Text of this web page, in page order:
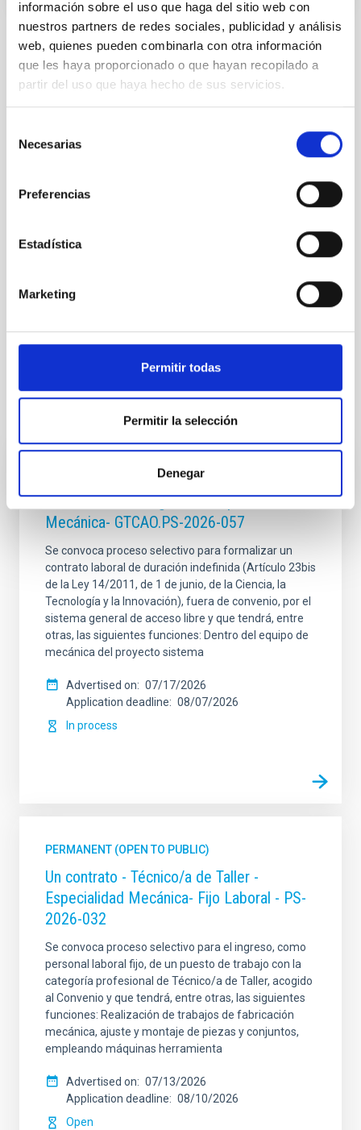
información sobre el uso que haga del sitio web con
nuestros partners de redes sociales, publicidad y análisis
web, quienes pueden combinarla con otra información
que les haya proporcionado o que hayan recopilado a
partir del uso que haya hecho de sus servicios.
Necesarias
Preferencias
Estadística
Marketing
Permitir todas
Permitir la selección
Denegar
STATE
RESOLVED
PROFESSIONAL PROFILE
MASTER'S DEGREE (QF-EHEA SECOND CYCLE)
MANTENIMIENTO INSTRUMENTAL
PS-2022-048 BASES CONVOCATORIA
It may interest you
INDEFINITE CONTRACT
Dos contratos - Ingeniería Especialidad
Mecánica- GTCAO.PS-2026-057
Se convoca proceso selectivo para formalizar un
contrato laboral de duración indefinida (Artículo 23bis
de la Ley 14/2011, de 1 de junio, de la Ciencia, la
Tecnología y la Innovación), fuera de convenio, por el
sistema general de acceso libre y que tendrá, entre
otras, las siguientes funciones: Dentro del equipo de
mecánica del proyecto sistema
Advertised on
07/17/2026
Application deadline
08/07/2026
In process
PERMANENT (OPEN TO PUBLIC)
Un contrato - Técnico/a de Taller -
Especialidad Mecánica- Fijo Laboral - PS-
2026-032
Se convoca proceso selectivo para el ingreso, como
personal laboral fijo, de un puesto de trabajo con la
categoría profesional de Técnico/a de Taller, acogido
al Convenio y que tendrá, entre otras, las siguientes
funciones: Realización de trabajos de fabricación
mecánica, ajuste y montaje de piezas y conjuntos,
empleando máquinas herramienta
Advertised on
07/13/2026
Application deadline
08/10/2026
Open